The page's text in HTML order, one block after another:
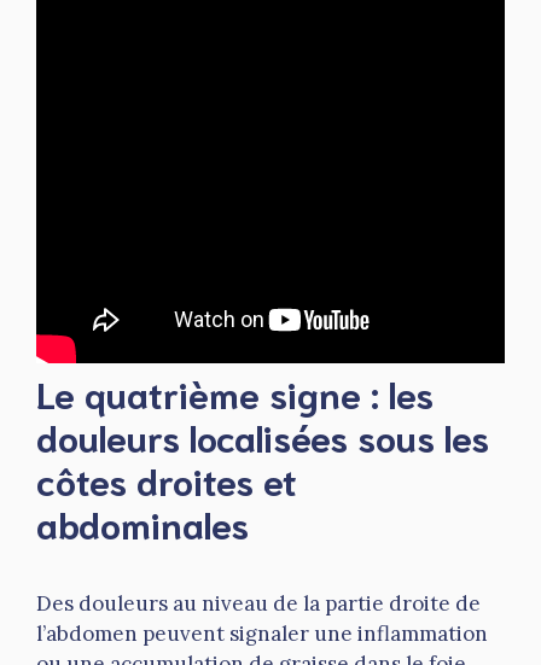
Le quatrième signe : les
douleurs localisées sous les
côtes droites et
abdominales
Des douleurs au niveau de la partie droite de
l’abdomen peuvent signaler une inflammation